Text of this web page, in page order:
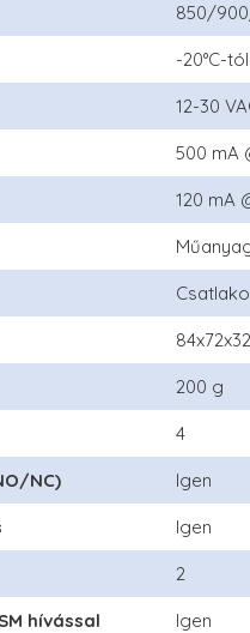
850/
-20°C-
12-30
500 mA
120 mA
200 g
4
NC) Igen
Igen
2
hívással Igen